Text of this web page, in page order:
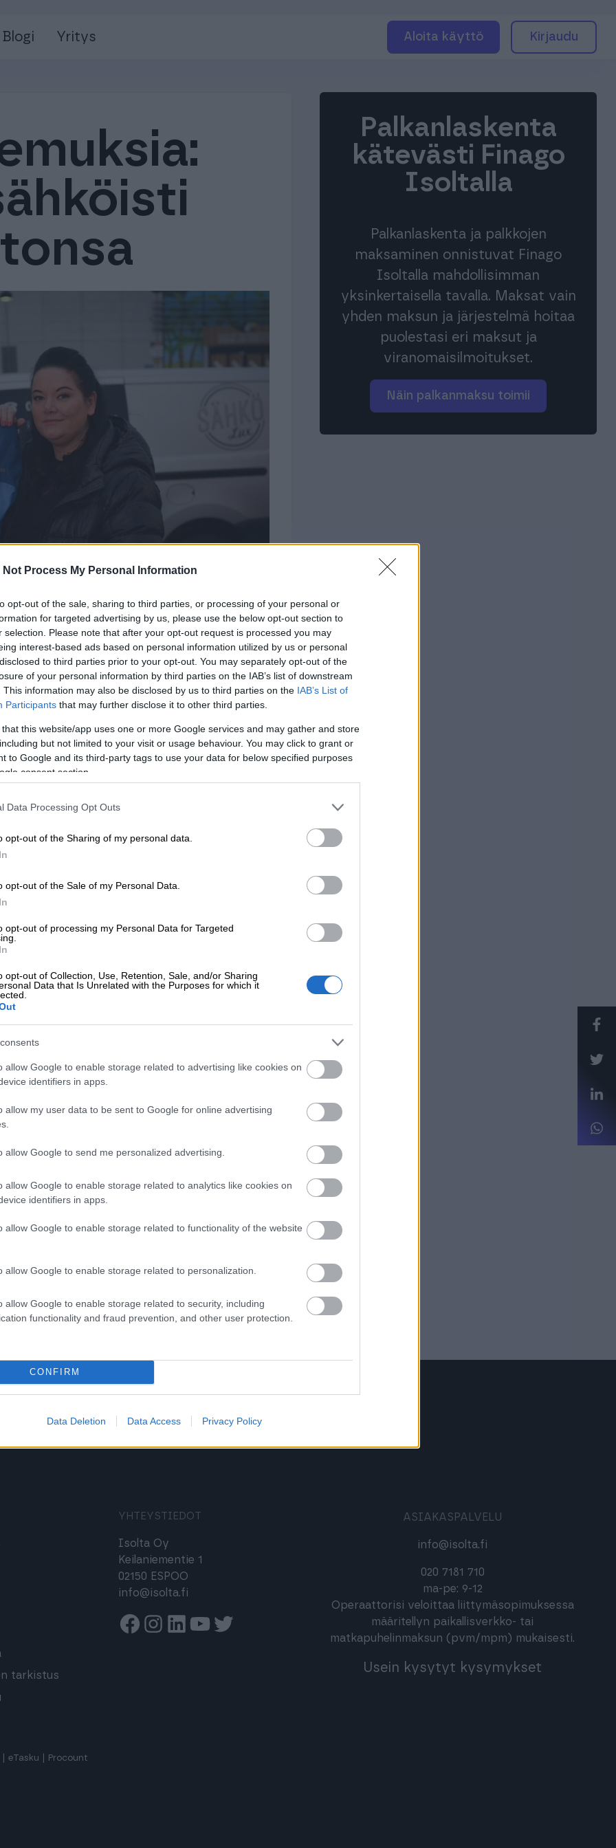
Not Process My Personal Information
opt-out of the sale, sharing to third parties, or processing of your personal or
for targeted advertising by us, please use the below opt-out section to
selection. Please note that after your opt-out request is processed you may
interest-based ads based on personal information utilized by us or personal
to third parties prior to your opt-out. You may separately opt-out of the
of your personal information by third parties on the IAB’s list of downstream
This information may also be disclosed by us to third parties on the IAB’s List of
Participants that may further disclose it to other third parties.
that this website/app uses one or more Google services and may gather and store
but not limited to your visit or usage behaviour. You may click to grant or
to Google and its third-party tags to use your data for below specified purposes
consent section.
Data Processing Opt Outs
opt-out of the Sharing of my personal data.
opt-out of the Sale of my Personal Data.
opt-out of processing my Personal Data for Targeted
opt-out of Collection, Use, Retention, Sale, and/or Sharing
Data that Is Unrelated with the Purposes for which it
allow Google to enable storage related to advertising like cookies on
identifiers in apps.
allow my user data to be sent to Google for online advertising
allow Google to send me personalized advertising.
allow Google to enable storage related to analytics like cookies on
identifiers in apps.
allow Google to enable storage related to functionality of the website
allow Google to enable storage related to personalization.
allow Google to enable storage related to security, including
functionality and fraud prevention, and other user protection.
CONFIRM
Data Deletion Data Access Privacy Policy
Blogi Yritys Aloita käyttö Kirjaudu
ollut kertaakaan mitään ongelmaa.
luotettavaa kumppanuutta tarjoava
kotitaloudet sekä taloyhtiöt,
Isoltan palvelua. Valinnan perusteina
ja tarvittavat ominaisuudet.
ja mitä mieltä he ovat palvelustamme.
Palkanlaskenta
kätevästi Finago
Isoltalla
Palkanlaskenta ja palkkojen
maksaminen onnistuvat Finago
Isoltalla mahdollisimman
yksinkertaisella tavalla. Maksat vain
yhden maksun ja järjestelmä hoitaa
puolestasi eri maksut ja
viranomaisilmoitukset.
Näin palkanmaksu toimii
tarkistus
YHTEYSTIEDOT
Isolta Oy
Keilaniementie 1
02150 ESPOO
info@isolta.fi
Facebook
Instagram
Linkedin
Youtube
Twitter
|eTasku
Procount
ASIAKASPALVELU
info@isolta.fi
020 7181 710
ma-pe: 9-12
Operaattorisi veloittaa liittymäsopimuksessa
määritellyn paikallisverkko- tai
matkapuhelinmaksun (pvm/mpm) mukaisesti.
Usein kysytyt kysymykset